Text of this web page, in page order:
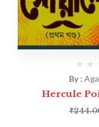
By :
Hercule
₹